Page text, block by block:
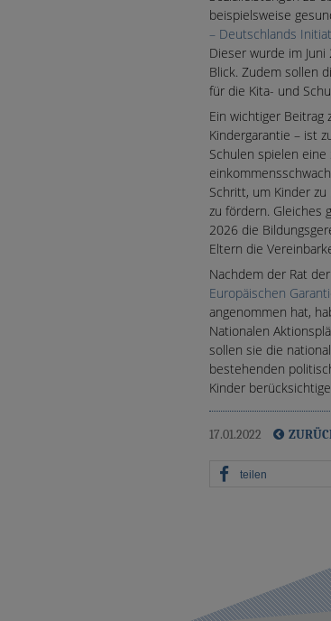
beispielsweise
– Deutschlands
Dieser wurde im
Blick. Zudem sollen
für die Kita- und
Ein wichtiger Beitrag
Kindergarantie – ist
Schulen spielen
Schritt, um Kinder
zu fördern. Gleiches
2026 die
Eltern die
Nachdem der Rat
Europäischen
angenommen hat,
Nationalen
sollen sie die
bestehenden
Kinder
17.01.2022
teilen